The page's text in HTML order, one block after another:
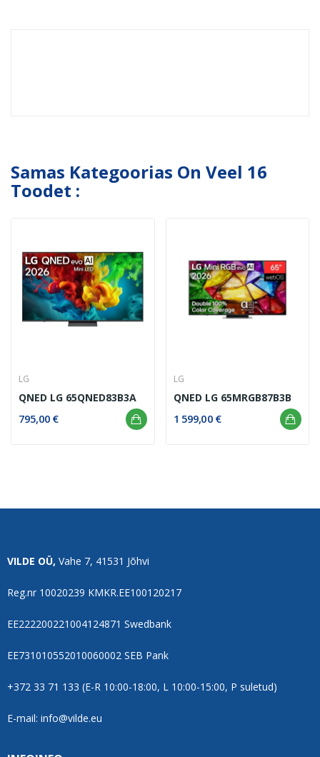
Samas Kategoorias On Veel 16
Toodet :
LG
QNED LG 65QNED83B3A
795,00 €
LG
QNED LG 65MRGB87B3B
1 599,00 €
VILDE OÜ, Vahe 7, 41531 Jõhvi
Reg.nr 10020239 KMKR.EE100120217
EE222200221004124871 Swedbank
EE731010552010060002 SEB Pank
+372 33 71 133 (E-R 10:00-18:00, L 10:00-15:00, P suletud)
E-mail: info@vilde.eu